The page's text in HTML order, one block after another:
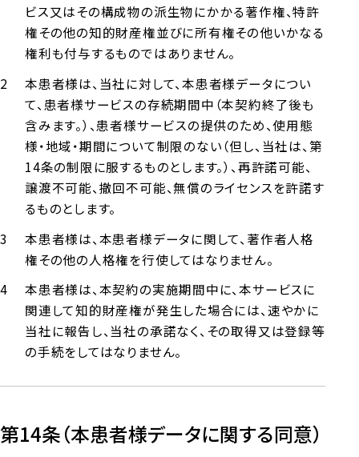
ビス又はその構成物の派生物にかかる著作権、特許
権その他の知的財産権並びに所有権その他いかなる
権利も付与するものではありません。
本患者様は、当社に対して、本患者様データについ
て、患者様サービスの存続期間中（本契約終了後も
含みます。）、患者様サービスの提供のため、使用態
様・地域・期間について制限のない（但し、当社は、第
14条の制限に服するものとします。）、再許諾可能、
譲渡不可能、撤回不可能、無償のライセンスを許諾す
るものとします。
本患者様は、本患者様データに関して、著作者人格
権その他の人格権を行使してはなりません。
本患者様は、本契約の実施期間中に、本サービスに
関連して知的財産権が発生した場合には、速やかに
当社に報告し、当社の承諾なく、その取得又は登録等
の手続をしてはなりません。
第14条（本患者様データに関する同意）